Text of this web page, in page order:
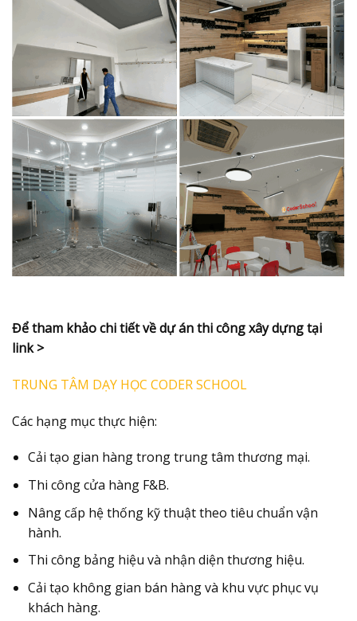
Để tham khảo chi tiết về dự án thi công xây dựng tại
link >
TRUNG TÂM DẠY HỌC CODER SCHOOL
Các hạng mục thực hiện:
Cải tạo gian hàng trong trung tâm thương mại.
Thi công cửa hàng F&B.
Nâng cấp hệ thống kỹ thuật theo tiêu chuẩn vận
hành.
Thi công bảng hiệu và nhận diện thương hiệu.
Cải tạo không gian bán hàng và khu vực phục vụ
khách hàng.